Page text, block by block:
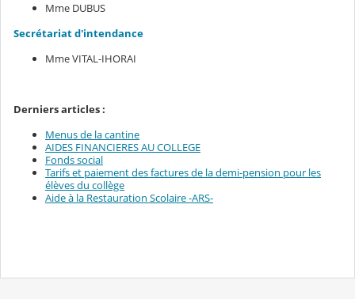
Mme DUBUS
Secrétariat d'intendance
Mme VITAL-IHORAI
Derniers articles :
Menus de la cantine
AIDES FINANCIERES AU COLLEGE
Fonds social
Tarifs et paiement des factures de la demi-pension pour les
élèves du collège
Aide à la Restauration Scolaire -ARS-